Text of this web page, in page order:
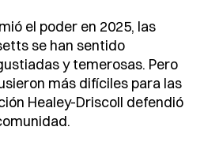
el poder en 2025, las
se han sentido
y temerosas. Pero
más difíciles para las
Healey-Driscoll defendió